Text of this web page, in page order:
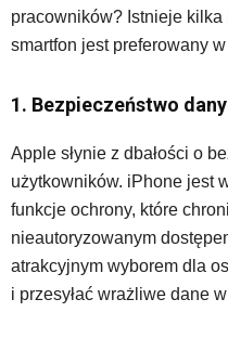
pracowników? Istnieje kilka
smartfon jest preferowany
1. Bezpieczeństwo
Apple słynie z dbałości o
użytkowników. iPhone jest
funkcje ochrony, które
nieautoryzowanym
atrakcyjnym wyborem dla
i przesyłać wrażliwe dane